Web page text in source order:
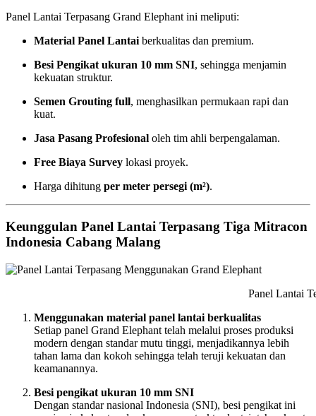
Panel Lantai Terpasang Grand Elephant ini meliputi:
Material Panel Lantai berkualitas dan premium.
Besi Pengikat ukuran 10 mm SNI, sehingga menjamin
kekuatan struktur.
Semen Grouting full, menghasilkan permukaan rapi dan
kuat.
Jasa Pasang Profesional oleh tim ahli berpengalaman.
Free Biaya Survey lokasi proyek.
Harga dihitung per meter persegi (m²).
Keunggulan Panel Lantai Terpasang Tiga Mitracon
Indonesia Cabang Malang
Panel Lantai Terpasang
Menggunakan material panel lantai berkualitas
Setiap panel Grand Elephant telah melalui proses produksi
modern dengan standar mutu tinggi, menjadikannya lebih
tahan lama dan kokoh sehingga telah teruji kekuatan dan
keamanannya.
Besi pengikat ukuran 10 mm SNI
Dengan standar nasional Indonesia (SNI), besi pengikat ini